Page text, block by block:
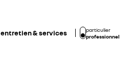
entretien & services
particulier
professionnel